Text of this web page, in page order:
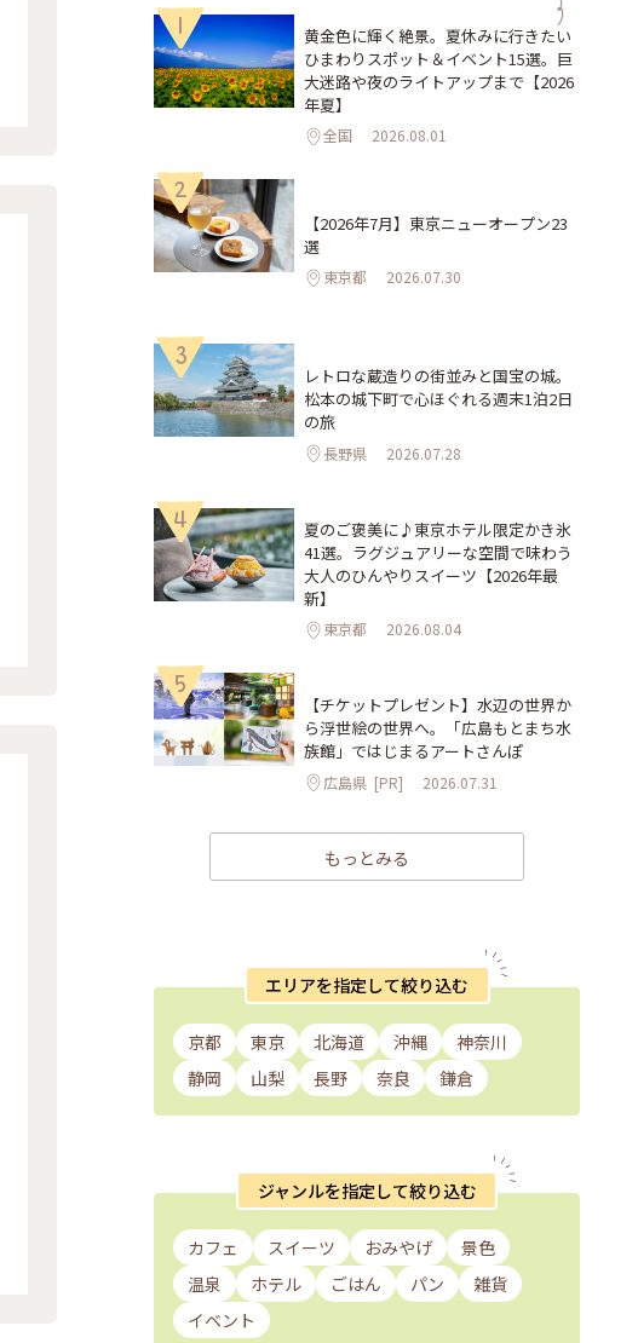
1
黄金色に輝く絶景。夏休みに行きたい
ひまわりスポット＆イベント15選。巨
大迷路や夜のライトアップまで【2026
年夏】
全国 2026.08.01
2
【2026年7月】東京ニューオープン23
選
東京都 2026.07.30
3
レトロな蔵造りの街並みと国宝の城。
松本の城下町で心ほぐれる週末1泊2日
の旅
長野県 2026.07.28
4
夏のご褒美に♪東京ホテル限定かき氷
41選。ラグジュアリーな空間で味わう
大人のひんやりスイーツ【2026年最
新】
東京都 2026.08.04
5
【チケットプレゼント】水辺の世界か
ら浮世絵の世界へ。「広島もとまち水
族館」ではじまるアートさんぽ
広島県 [PR] 2026.07.31
もっとみる
エリアを指定して絞り込む
京都 東京 北海道 沖縄
神奈川
静岡
山梨 長野 奈良 鎌倉
ジャンルを指定して絞り込む
カフェ スイーツ おみやげ
景色
温泉
ホテル ごはん パン
雑貨
イベント